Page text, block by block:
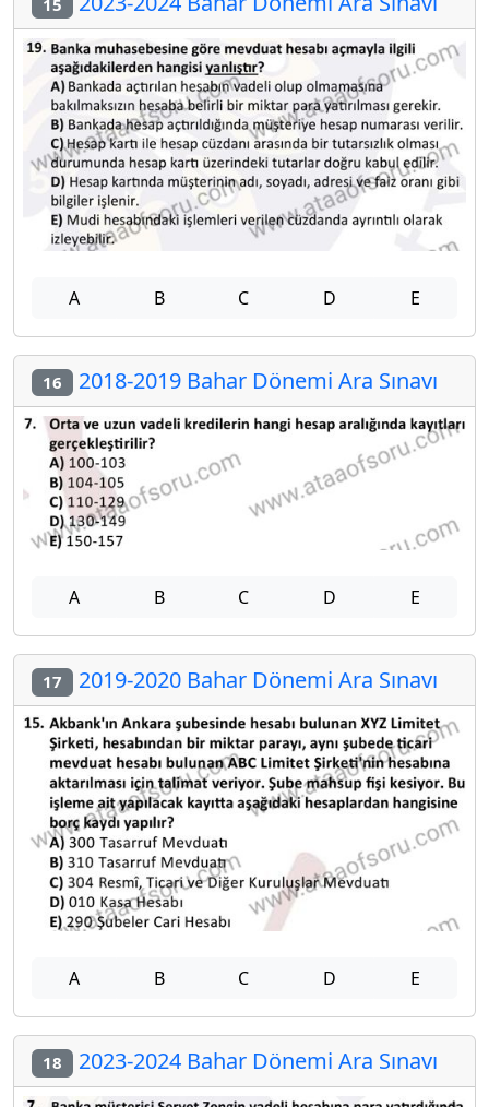
A B C D E
16 2018-2019 Bahar Dönemi Ara Sınavı
A B C D E
17 2019-2020 Bahar Dönemi Ara Sınavı
A B C D E
18 2023-2024 Bahar Dönemi Ara Sınavı